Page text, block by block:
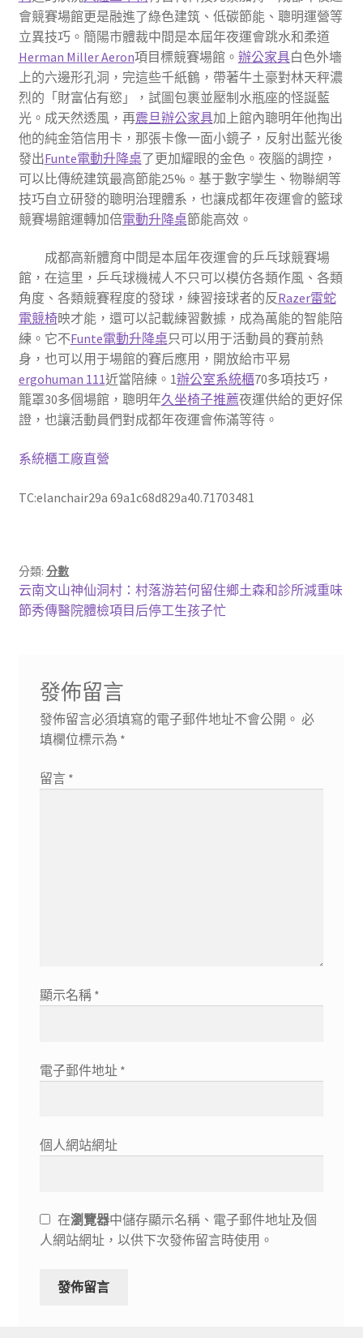
會競賽場館更是融進了綠色建筑、低碳節能、聰明運營等
立異技巧。簡陽市體裁中間是本屆年夜運會跳水和柔道
Herman Miller Aeron項目標競賽場館。 辦公家具白色外墻
上的六邊形孔洞，完這些千紙鶴，帶著牛土豪對林天秤濃
烈的「財富佔有慾」，試圖包裹並壓制水瓶座的怪誕藍
光。成天然透風，再震旦辦公家具加上館內聰明年他掏出
他的純金箔信用卡，那張卡像一面小鏡子，反射出藍光後
發出Funte電動升降桌了更加耀眼的金色。夜腦的調控，
可以比傳統建筑最高節能25%。基于數字孿生、物聯網等
技巧自立研發的聰明治理體系，也讓成都年夜運會的籃球
競賽場館運轉加倍電動升降桌節能高效。
成都高新體育中間是本屆年夜運會的乒乓球競賽場
館，在這里，乒乓球機械人不只可以模仿各類作風、各類
角度、各類競賽程度的發球，練習接球者的反Razer雷蛇
電競椅映才能，還可以記載練習數據，成為萬能的智能陪
練。它不Funte電動升降桌只可以用于活動員的賽前熱
身，也可以用于場館的賽后應用，開放給市平易
ergohuman 111近當陪練。1辦公室系統櫃70多項技巧，
籠罩30多個場館，聰明年久坐椅子推薦夜運供給的更好保
證，也讓活動員們對成都年夜運會佈滿等待。
系統櫃工廠直營
TC:elanchair29a 69a1c68d829a40.71703481
分類: 分數
文
章
覽
上
一
云南文山神仙洞村：村落游若何留住鄉土森和診所減重味
下
節秀傳醫院體檢項目后停工生孩子忙
發佈留言
發佈留言必須填寫的電子郵件地址不會公開。 必
填欄位標示為 *
留言 *
顯示名稱 *
電子郵件地址 *
個人網站網址
在瀏覽器中儲存顯示名稱、電子郵件地址及個
人網站網址，以供下次發佈留言時使用。